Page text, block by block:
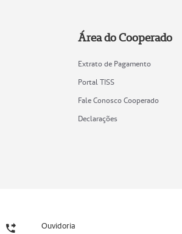
Área do Cooperado
Extrato de Pagamento
Portal TISS
Fale Conosco Cooperado
Declarações
Ouvidoria